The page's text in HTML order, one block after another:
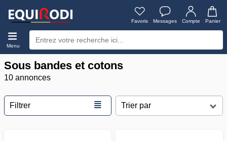
Favoris Messages Compte Panier
Menu
Sous bandes et cotons
10 annonces
Filtrer ≣